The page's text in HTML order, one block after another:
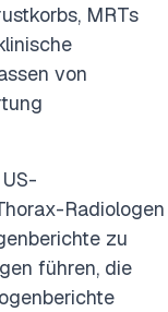
MRTs
von
Radiologen
zu
führen, die